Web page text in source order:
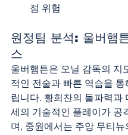
점 위험
원정팀 분석: 울버햄
스
울버햄튼은 오닐 감독의 지
적인 전술과 빠른 역습을 통
립니다. 황희찬의 돌파력과
세의 기술적인 플레이가 공
며, 중원에서는 주앙 무티뉴